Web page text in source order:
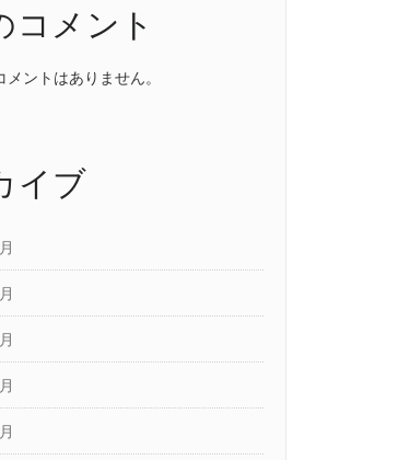
コメント
ントはありません。
イブ